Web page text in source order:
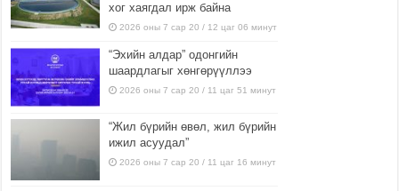
хог хаягдал ирж байна
2026 оны 7 сар 20 / 12 цаг 06 минут
“Эхийн алдар” одонгийн
шаардлагыг хөнгөрүүллээ
2026 оны 7 сар 20 / 11 цаг 51 минут
“Жил бүрийн өвөл, жил бүрийн
ижил асуудал”
2026 оны 7 сар 20 / 11 цаг 16 минут